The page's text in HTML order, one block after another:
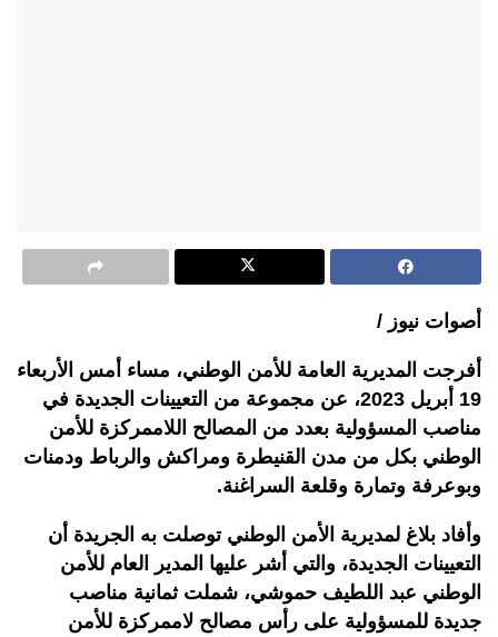
أصوات نيوز /
أفرجت المديرية العامة للأمن الوطني، مساء أمس الأربعاء
19 أبريل 2023، عن مجموعة من التعيينات الجديدة في
مناصب المسؤولية بعدد من المصالح اللاممركزة للأمن
الوطني بكل من مدن القنيطرة ومراكش والرباط ودمنات
وبوعرفة وتمارة وقلعة السراغنة.
وأفاد بلاغ لمديرية الأمن الوطني توصلت به الجريدة أن
التعيينات الجديدة، والتي أشر عليها المدير العام للأمن
الوطني عبد اللطيف حموشي، شملت ثمانية مناصب
جديدة للمسؤولية على رأس مصالح لاممركزة للأمن